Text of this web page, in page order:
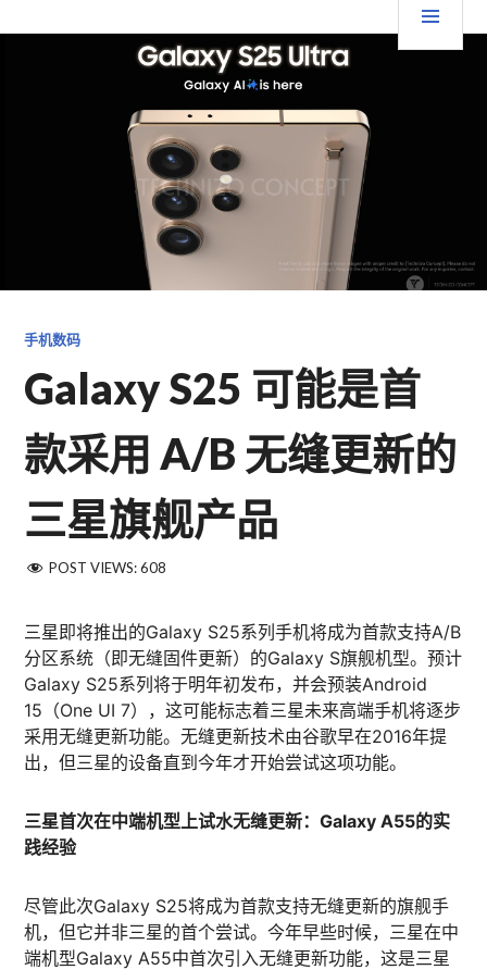
至 TGFC LIFESTYLE
手机数码
Galaxy S25 可能是首
款采用 A/B 无缝更新的
三星旗舰产品
POST VIEWS: 608
三星即将推出的Galaxy S25系列手机将成为首款支持A/B
分区系统（即无缝固件更新）的Galaxy S旗舰机型。预计
Galaxy S25系列将于明年初发布，并会预装Android
15（One UI 7），这可能标志着三星未来高端手机将逐步
采用无缝更新功能。无缝更新技术由谷歌早在2016年提
出，但三星的设备直到今年才开始尝试这项功能。​
三星首次在中端机型上试水无缝更新：Galaxy A55的实
践经验
尽管此次Galaxy S25将成为首款支持无缝更新的旗舰手
机，但它并非三星的首个尝试。今年早些时候，三星在中
端机型Galaxy A55中首次引入无缝更新功能，这是三星